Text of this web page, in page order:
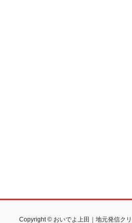
Copyright © おいでよ上田｜地元発信ク